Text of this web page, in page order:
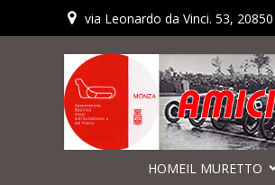
via Leonardo da Vinci. 53,
HOMEIL MURETTO